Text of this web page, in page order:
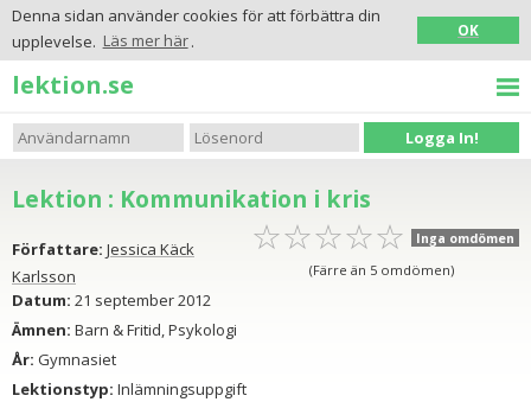
Denna sidan använder cookies för att förbättra din
upplevelse. Läs mer här.
OK
lektion.se
Logga In!
Lektion : Kommunikation i kris
☆☆☆☆☆
★★★★★ Inga omdömen
(Färre än 5 omdömen)
Författare: Jessica Käck
Karlsson
Datum: 21 september 2012
Ämnen: Barn & Fritid, Psykologi
År: Gymnasiet
Lektionstyp: Inlämningsuppgift